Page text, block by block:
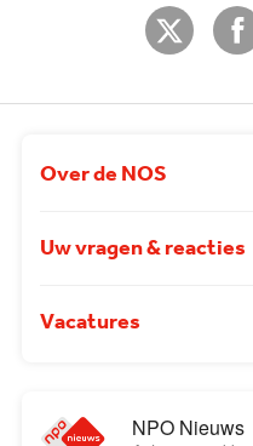
Over de NOS
Uw vragen & reacties
Vacatures
NPO Nieuws